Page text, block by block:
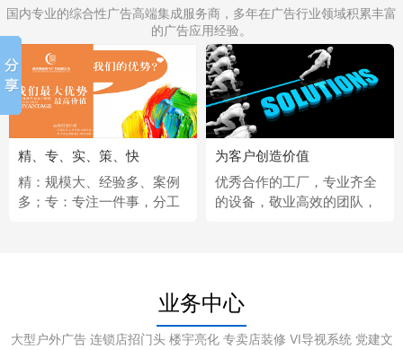
国内专业的综合性广告高端集成服务商，多年在广告行业领域积累丰富
的广告应用经验。
精、专、实、策、快
精：规模大、经验多、案例
多；专：专注一件事，分工
为客户创造价值
优秀合作的工厂，专业齐全
的设备，敬业高效的团队，
业务中心
大型户外广告 连锁店招门头 楼宇亮化 专卖店装修 VI导视系统 党建文